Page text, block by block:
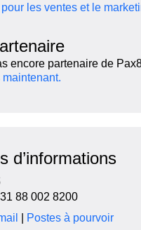
les ventes et le
encore partenaire de
maintenant.
d’informations
88 002 8200
Postes à pourvoir